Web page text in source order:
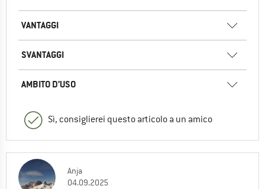
VANTAGGI
SVANTAGGI
AMBITO D’USO
Sì, consiglierei questo articolo a un amico
Anja
04.09.2025